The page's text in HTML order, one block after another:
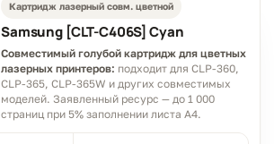
Картридж лазерный совм. цветной
Samsung [CLT-C406S] Cyan
Совместимый голубой картридж для цветных
лазерных принтеров: подходит для CLP-360,
CLP-365, CLP-365W и других совместимых
моделей. Заявленный ресурс — до 1 000
страниц при 5% заполнении листа A4.